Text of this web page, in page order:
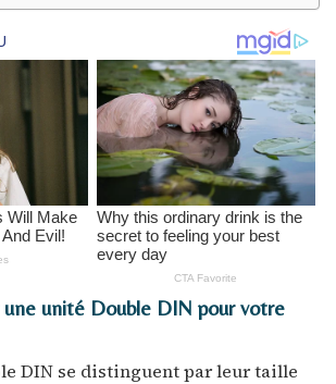
une unité Double DIN pour votre
DIN se distinguent par leur taille